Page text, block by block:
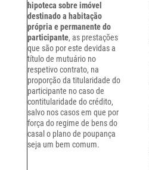
hipoteca sobre imóvel
destinado a habitação
própria e permanente do
participante, as prestações
que são por este devidas a
título de mutuário no
respetivo contrato, na
proporção da titularidade do
participante no caso de
contitularidade do crédito,
salvo nos casos em que por
força do regime de bens do
casal o plano de poupança
seja um bem comum.